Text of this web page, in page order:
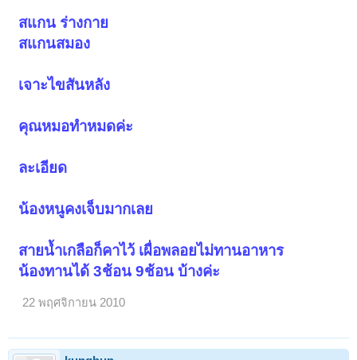
สแกน ร่างกาย
สแกนสมอง
เจาะไขสันหลัง
คุณหมอทำหมดค่ะ
ละเอียด
น้องหนูคงเจ็บมากเลย
สายน้ำเกลือก็คาไว้ เผื่อพลอยไม่ทานอาหาร
น้องทานได้ 3ช้อน 9ช้อน บ้างค่ะ
22 พฤศจิกายน 2010